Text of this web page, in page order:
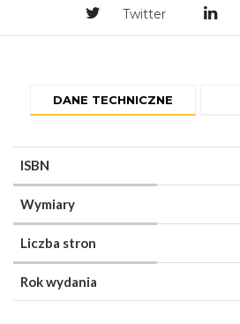
Twitter
DANE TECHNICZNE
ISBN
Wymiary
Liczba stron
Rok wydania